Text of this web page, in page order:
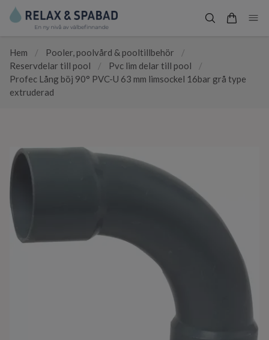
Hem / Pooler, poolvård & pooltillbehör
/
Reservdelar till pool
/ Pvc lim delar till pool
/
Profec Lång böj 90° PVC-U 63 mm limsockel 16bar grå type
extruderad